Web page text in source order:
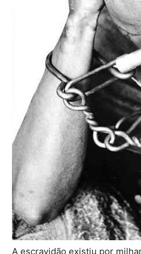
A escravidão existiu por